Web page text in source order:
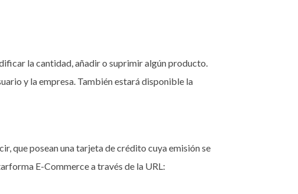
la cantidad, añadir o suprimir algún producto.
y la empresa. También estará disponible la
que posean una tarjeta de crédito cuya emisión se
E-Commerce a través de la URL: